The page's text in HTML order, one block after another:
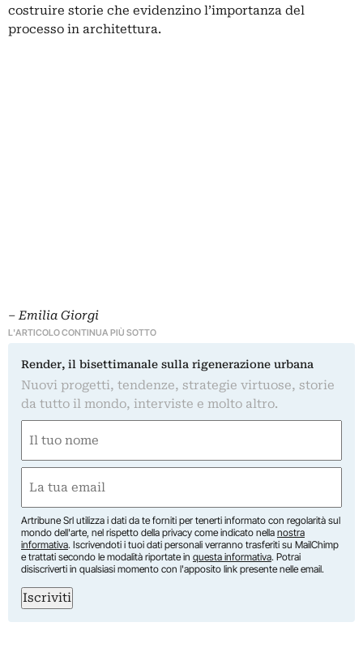
costruire storie che evidenzino l’importanza del
processo in architettura.
– Emilia Giorgi
L'ARTICOLO CONTINUA PIÙ SOTTO
Render, il bisettimanale sulla rigenerazione urbana
Nuovi progetti, tendenze, strategie virtuose, storie
da tutto il mondo, interviste e molto altro.
(Required)
First
(Required)
Artribune Srl utilizza i dati da te forniti per tenerti informato con regolarità sul
mondo dell'arte, nel rispetto della privacy come indicato nella nostra
informativa. Iscrivendoti i tuoi dati personali verranno trasferiti su MailChimp
e trattati secondo le modalità riportate in questa informativa. Potrai
disiscriverti in qualsiasi momento con l'apposito link presente nelle email.
Iscriviti